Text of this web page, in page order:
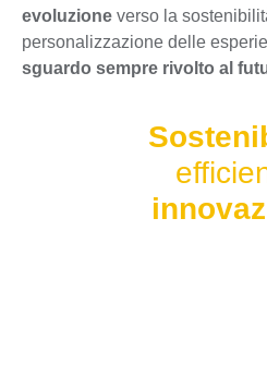
evoluzione verso la
personalizzazione delle
sguardo sempre rivolto al